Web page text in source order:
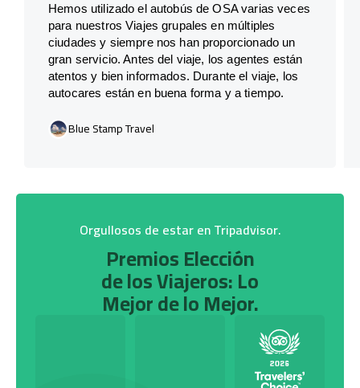
Hemos utilizado el autobús de OSA varias veces
para nuestros Viajes grupales en múltiples
ciudades y siempre nos han proporcionado un
gran servicio. Antes del viaje, los agentes están
atentos y bien informados. Durante el viaje, los
autocares están en buena forma y a tiempo.
Blue Stamp Travel
Orgullosos de estar en Tripadvisor.
Premios Elección
de los Viajeros: Lo
Mejor de lo Mejor.